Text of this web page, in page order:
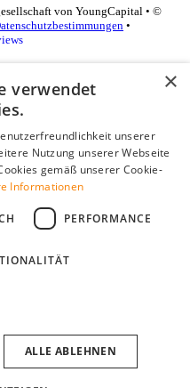
von YoungCapital • ©
•
Sie ein Unternehmensprofil
×
verwendet
unserer
Nutzung unserer Webseite
gemäß unserer Cookie-
Informationen
PERFORMANCE
ALLE ABLEHNEN